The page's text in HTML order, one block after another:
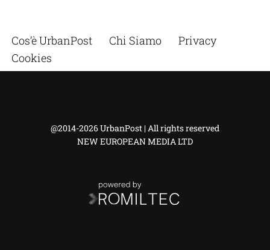
Cos’è UrbanPost Chi Siamo
Privacy
Cookies
@2014-2026 UrbanPost | All rights reserved
NEW EUROPEAN MEDIA LTD